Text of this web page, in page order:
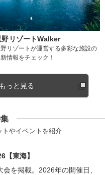
野リゾートWalker
リゾートが運営する多彩な施設の
情報をチェック！
っと見る
やイベントを紹介
【東海】
会を掲載。2026年の開催日、